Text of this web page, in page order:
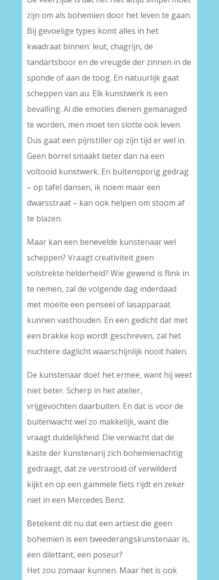
zijn om als bohemien door het leven te gaan.
Bij gevoelige types komt alles in het
kwadraat binnen: leut, chagrijn, de
tandartsboor en de vreugde der zinnen in de
sponde of aan de toog. En natuurlijk gaat
scheppen van au. Elk kunstwerk is een
bevalling. Al die emoties dienen gemanaged
te worden, men moet ten slotte ook leven.
Dus gaat een pijnstiller op zijn tijd er wel in.
Geen borrel smaakt beter dan na een
voltooid kunstwerk. En buitensporig gedrag
– op tafel dansen, ik noem maar een
dwarsstraat – kan ook helpen om stoom af
te blazen.
Maar kan een benevelde kunstenaar wel
scheppen? Vraagt creativiteit geen
volstrekte helderheid? Wie gewend is flink in
te nemen, zal de volgende dag inderdaad
met moeite een penseel of lasapparaat
kunnen vasthouden. En een gedicht dat met
een brakke kop wordt geschreven, zal het
nuchtere daglicht waarschijnlijk nooit halen.
De kunstenaar doet het ermee, want hij weet
niet beter. Scherp in het atelier,
vrijgevochten daarbuiten. En dat is voor de
buitenwacht wel zo makkelijk, want die
vraagt duidelijkheid. Die verwacht dat de
kaste der kunstenarij zich bohemienachtig
gedraagt, dat ze verstrooid of verwilderd
kijkt en op een gammele fiets rijdt en zeker
niet in een Mercedes Benz.
Betekent dit nu dat een artiest die geen
bohemien is een tweederangskunstenaar is,
een dilettant, een poseur?
Het zou zomaar kunnen. Maar het is ook